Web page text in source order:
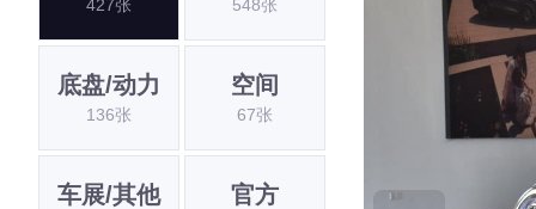
427张 548张
底盘/动力
136张
空间
67张
车展/其他 官方